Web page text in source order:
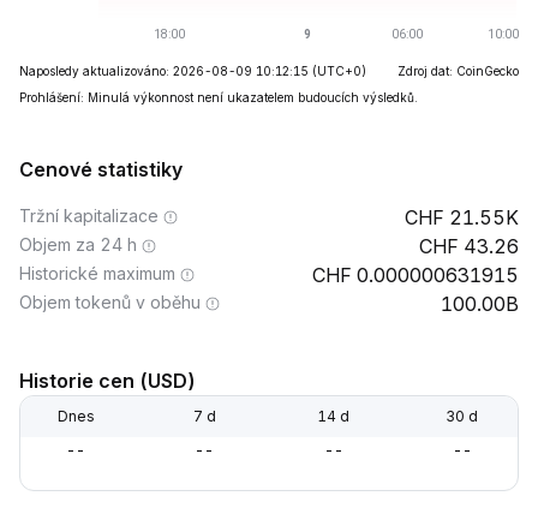
Naposledy aktualizováno: 2026-08-09 10:12:15 (UTC+0)
Zdroj dat: CoinGecko
Prohlášení: Minulá výkonnost není ukazatelem budoucích výsledků.
Cenové statistiky
Tržní kapitalizace 21.55K
Objem za 24 h 43.26
Historické maximum 0.000000631915
Objem tokenů v oběhu 100.00B
Historie cen (USD)
Dnes 7 d 14 d 30 d
-- -- -- --